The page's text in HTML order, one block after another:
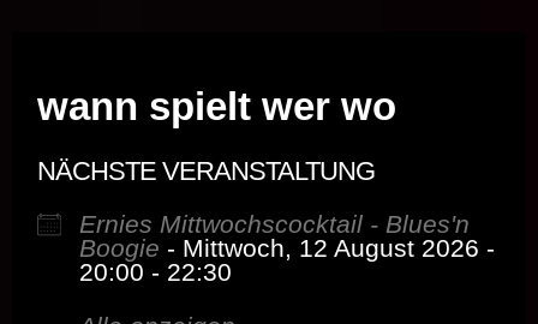
wann spielt wer wo
NÄCHSTE VERANSTALTUNG
Ernies Mittwochscocktail - Blues'n
Boogie - Mittwoch, 12 August 2026 -
20:00 - 22:30